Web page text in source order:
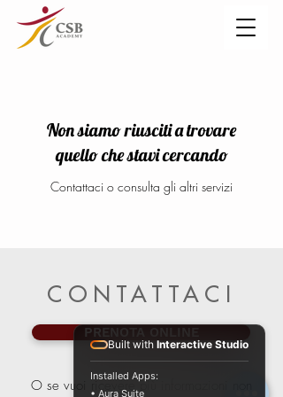
Non siamo riusciti a trovare
quello che stavi cercando
Contattaci o consulta gli altri servizi
CONTATTACI
PRENOTA ONLINE
O se vuoi ricevere più informazioni non
Built with Interactive Studio
Installed Apps:
• Aura Suite